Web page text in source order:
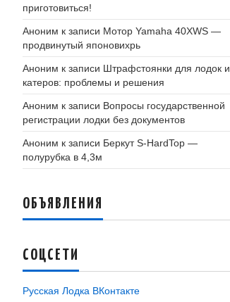
приготовиться!
Аноним к записи Мотор Yamaha 40XWS —
продвинутый японовихрь
Аноним к записи Штрафстоянки для лодок и
катеров: проблемы и решения
Аноним к записи Вопросы государственной
регистрации лодки без документов
Аноним к записи Беркут S-HardTop —
полурубка в 4,3м
ОБЪЯВЛЕНИЯ
СОЦСЕТИ
Русская Лодка ВКонтакте